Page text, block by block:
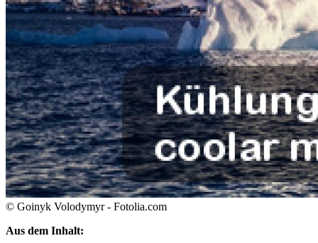
© Goinyk Volodymyr - Fotolia.com
Aus dem Inhalt: